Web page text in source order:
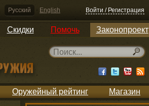
Русский English Войти / Регистрация
Скидки Помочь Законопроект
Оружейный рейтинг Магазин